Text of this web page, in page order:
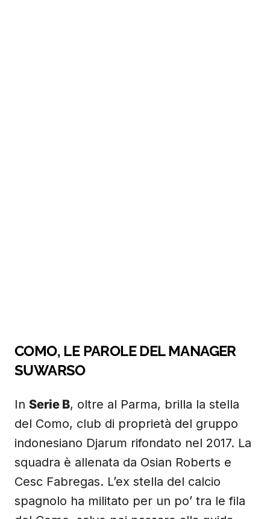
COMO, LE PAROLE DEL MANAGER
SUWARSO
In Serie B, oltre al Parma, brilla la stella
del Como, club di proprietà del gruppo
indonesiano Djarum rifondato nel 2017. La
squadra è allenata da Osian Roberts e
Cesc Fabregas. L’ex stella del calcio
spagnolo ha militato per un po’ tra le fila